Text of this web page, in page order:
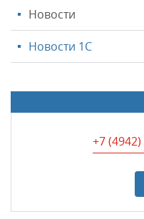
Новости
Новости 1С
+7 (4942)